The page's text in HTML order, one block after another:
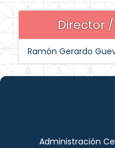
Director
Ramón Gerardo
Administración